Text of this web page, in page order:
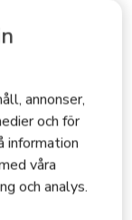
annonser,
och för
information
våra
och analys.